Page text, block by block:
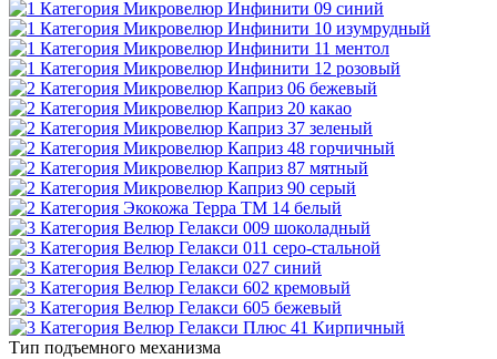
Тип подъемного механизма